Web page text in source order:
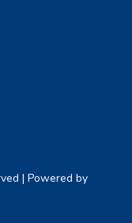
| Powered by